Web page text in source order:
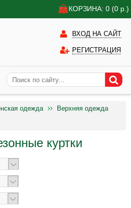
КОРЗИНА: 0 (0 р.)
ВХОД НА САЙТ
РЕГИСТРАЦИЯ
одежда
Верхняя одежда
куртки